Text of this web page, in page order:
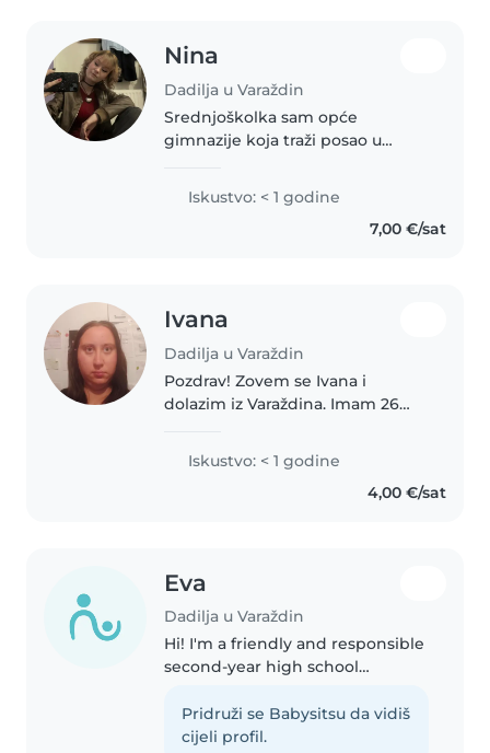
Nina
Dadilja u Varaždin
Srednjoškolka sam opće
gimnazije koja traži posao u
odrađivati svakakve poslove
prema dogovoru. Kuham, pečem
kolače i tečno pričam engleski
Iskustvo: < 1 godine
7,00 €/sat
Ivana
Dadilja u Varaždin
Pozdrav! Zovem se Ivana i
dolazim iz Varaždina. Imam 26
osobama s invaliditetom
Iskustvo: < 1 godine
4,00 €/sat
Eva
Dadilja u Varaždin
Hi! I'm a friendly and responsible
second-year high school
family, so I've been around
children my whole life and have
Pridruži se Babysitsu da vidiš
cijeli profil.